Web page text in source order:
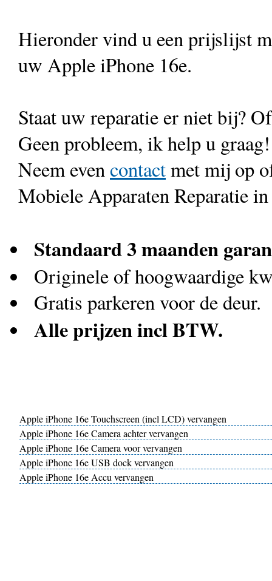
Hieronder vind u een prijslijst
uw Apple iPhone 16e.
Staat uw reparatie er niet bij?
Geen probleem, ik help u graag!
Neem evencontactmet mij op
Mobiele Apparaten Reparatie
Standaard 3 maanden
Originele of hoogwaardige
Gratis parkeren voor de deur.
Alle prijzen incl BTW.
Apple iPhone 16e Touchscreen (incl LCD) vervangen
Apple iPhone 16e Camera achter vervangen
Apple iPhone 16e Camera voor vervangen
Apple iPhone 16e USB dock vervangen
Apple iPhone 16e Accu vervangen